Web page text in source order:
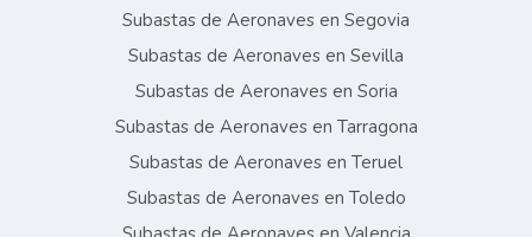
Subastas de Aeronaves en Segovia
Subastas de Aeronaves en Sevilla
Subastas de Aeronaves en Soria
Subastas de Aeronaves en Tarragona
Subastas de Aeronaves en Teruel
Subastas de Aeronaves en Toledo